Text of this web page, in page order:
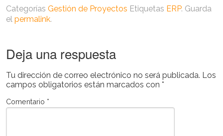
Categorías Gestión de Proyectos Etiquetas ERP. Guarda
el permalink.
Deja una respuesta
Tu dirección de correo electrónico no será publicada. Los
campos obligatorios están marcados con *
Comentario *